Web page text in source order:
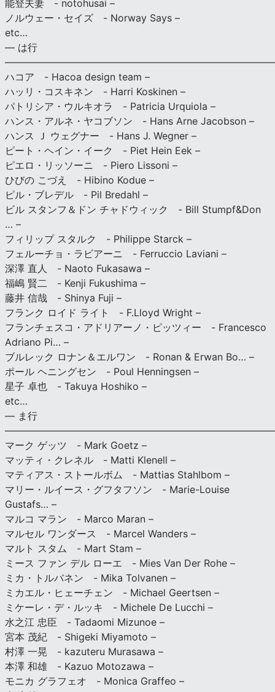
能登夫妻 - notohusai –
ノルウェー・セイズ - Norway Says –
etc…
— は行
ハコア - Hacoa design team –
ハッリ・コスキネン - Harri Koskinen –
パトリシア・ウルキオラ - Patricia Urquiola –
ハンス・アルネ・ヤコブソン - Hans Arne Jacobson –
ハンス Ｊ ウェグナー - Hans J. Wegner –
ピート・ヘイン・イーク - Piet Hein Eek –
ピエロ・リッソーニ - Piero Lissoni –
ひびの こづえ - Hibino Kodue –
ピル・ブレデル - Pil Bredahl –
ビル スタンフ＆ドン チャドウィック - Bill Stumpf&Don
… –
フィリップ スタルク - Philippe Starck –
フェルーチョ・ラビアーニ - Ferruccio Laviani –
深澤 直人 - Naoto Fukasawa –
福嶋 賢二 - Kenji Fukushima –
藤井 信哉 - Shinya Fuji –
フランク ロイド ライト - F.Lloyd Wright –
フランチェスコ・アドリアーノ・ピッツィー - Francesco
Adriano Pi… –
ブルレック ロナン＆エルワン - Ronan & Erwan Bo… –
ポール ヘニングセン - Poul Henningsen –
星子 卓也 - Takuya Hoshiko –
etc…
— ま行
マーク ゲッツ - Mark Goetz –
マッティ・クレネル - Matti Klenell –
マティアス・ストールボム - Mattias Stahlbom –
マリー・ルイース・グフタフソン - Marie-Louise
Gustafs… –
マルコ マラン - Marco Maran –
マルセル ワンダース - Marcel Wanders –
マルト スタム - Mart Stam –
ミース ファン デル ローエ - Mies Van Der Rohe –
ミカ・トルバネン - Mika Tolvanen –
ミカエル・ヒェーチェン - Michael Geertsen –
ミケーレ・デ・ルッキ - Michele De Lucchi –
水之江 忠臣 - Tadaomi Mizunoe –
宮本 茂紀 - Shigeki Miyamoto –
村澤 一晃 - kazuteru Murasawa –
本澤 和雄 - Kazuo Motozawa –
モニカ グラフェオ - Monica Graffeo –